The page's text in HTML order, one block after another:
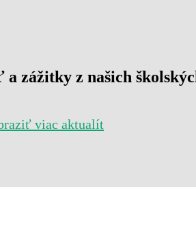
a zážitky z našich
viac aktualít